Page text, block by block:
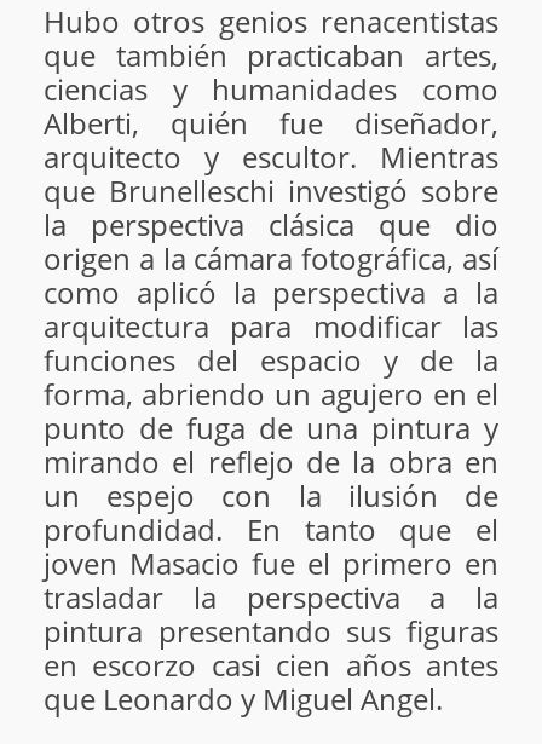
Hubo otros genios renacentistas
que también practicaban artes,
ciencias y humanidades como
Alberti, quién fue diseñador,
arquitecto y escultor. Mientras
que Brunelleschi investigó sobre
la perspectiva clásica que dio
origen a la cámara fotográfica, así
como aplicó la perspectiva a la
arquitectura para modificar las
funciones del espacio y de la
forma, abriendo un agujero en el
punto de fuga de una pintura y
mirando el reflejo de la obra en
un espejo con la ilusión de
profundidad. En tanto que el
joven Masacio fue el primero en
trasladar la perspectiva a la
pintura presentando sus figuras
en escorzo casi cien años antes
que Leonardo y Miguel Angel.